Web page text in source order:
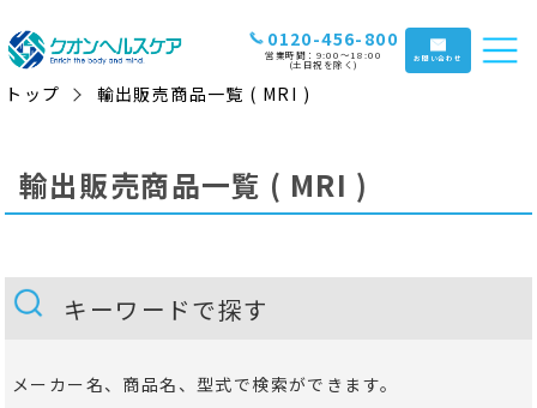
0120-456-800
営業時間：9:00〜18:00
(土日祝を除く) お問い合わせ
トップ 輸出販売商品一覧 ( MRI )
輸出販売商品一覧 ( MRI )
キーワードで探す
メーカー名、商品名、型式で検索ができます。